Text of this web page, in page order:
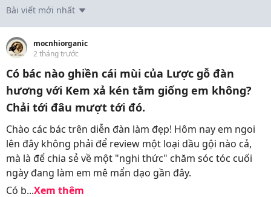
Bài viết mới nhất
mocnhiorganic
2 tháng trước
Có bác nào ghiền cái mùi của Lược gỗ đàn
hương với Kem xả kén tằm giống em không?
Chải tới đâu mượt tới đó.
Chào các bác trên diễn đàn làm đẹp! Hôm nay em ngoi
lên đây không phải để review một loại dầu gội nào cả,
mà là để chia sẻ về một "nghi thức" chăm sóc tóc cuối
ngày đang làm em mê mẩn dạo gần đây.
Có b...Xem thêm